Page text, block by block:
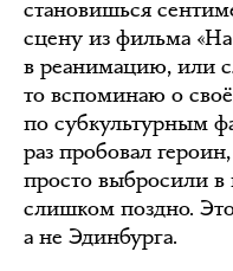
становишься
сцену из фильма «На
в реанимацию, или
то вспоминаю о
по субкультурным
раз пробовал
просто выбросили в
слишком поздно.
а не Эдинбурга.